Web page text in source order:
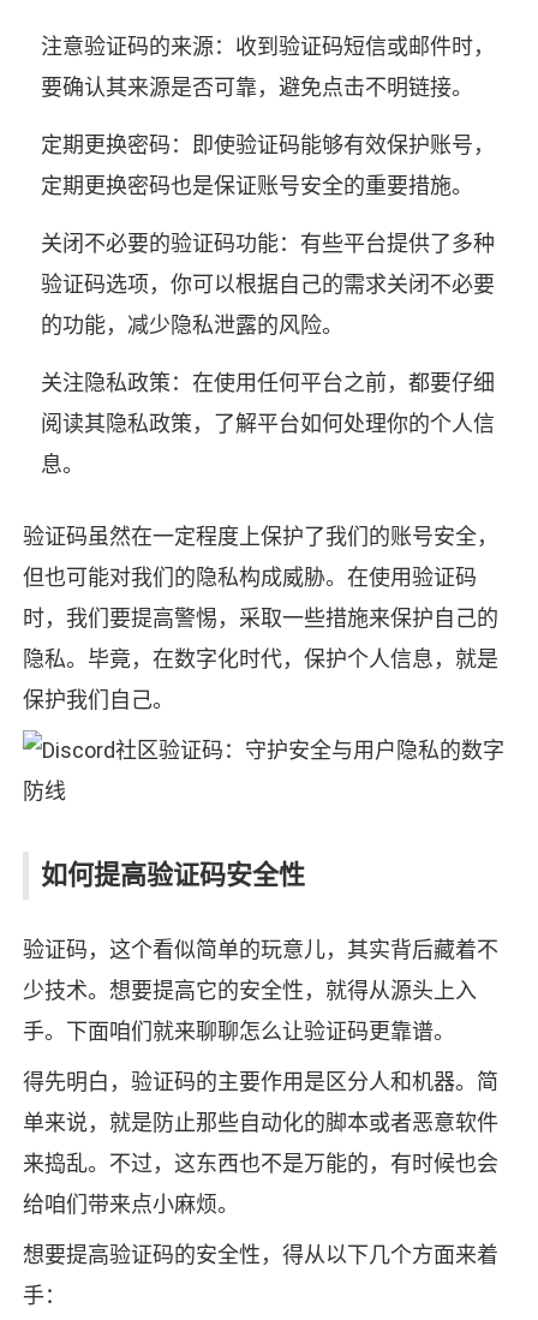
注意验证码的来源：收到验证码短信或邮件时，
要确认其来源是否可靠，避免点击不明链接。
定期更换密码：即使验证码能够有效保护账号，
定期更换密码也是保证账号安全的重要措施。
关闭不必要的验证码功能：有些平台提供了多种
验证码选项，你可以根据自己的需求关闭不必要
的功能，减少隐私泄露的风险。
关注隐私政策：在使用任何平台之前，都要仔细
阅读其隐私政策，了解平台如何处理你的个人信
息。
验证码虽然在一定程度上保护了我们的账号安全，
但也可能对我们的隐私构成威胁。在使用验证码
时，我们要提高警惕，采取一些措施来保护自己的
隐私。毕竟，在数字化时代，保护个人信息，就是
保护我们自己。
如何提高验证码安全性
验证码，这个看似简单的玩意儿，其实背后藏着不
少技术。想要提高它的安全性，就得从源头上入
手。下面咱们就来聊聊怎么让验证码更靠谱。
得先明白，验证码的主要作用是区分人和机器。简
单来说，就是防止那些自动化的脚本或者恶意软件
来捣乱。不过，这东西也不是万能的，有时候也会
给咱们带来点小麻烦。
想要提高验证码的安全性，得从以下几个方面来着
手：